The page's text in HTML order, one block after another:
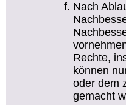
Nach
Rechte,
können
oder dem
gemacht